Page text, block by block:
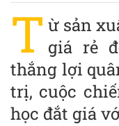
T ừ sản
giá rẻ
thắng lợi
trị, cuộc
học đắt giá